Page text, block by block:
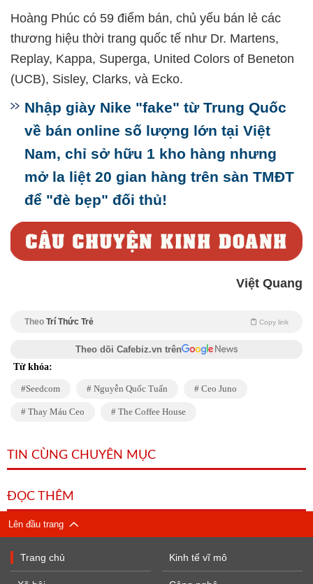
Hoàng Phúc có 59 điểm bán, chủ yếu bán lẻ các
thương hiệu thời trang quốc tế như Dr. Martens,
Replay, Kappa, Superga, United Colors of Beneton
(UCB), Sisley, Clarks, và Ecko.
Nhập giày Nike "fake" từ Trung Quốc
về bán online số lượng lớn tại Việt
Nam, chỉ sở hữu 1 kho hàng nhưng
mở la liệt 20 gian hàng trên sàn TMĐT
để "đè bẹp" đối thủ!
Việt Quang
Theo Trí Thức Trẻ Copy link
Theo dõi Cafebiz.vn trên
Từ khóa:
Seedcom Nguyễn Quốc Tuấn Ceo Juno
Thay Máu Ceo The Coffee House
TIN CÙNG CHUYÊN MỤC
ĐỌC THÊM
Lên đầu trang
Trang chủ Kinh tế vĩ mô